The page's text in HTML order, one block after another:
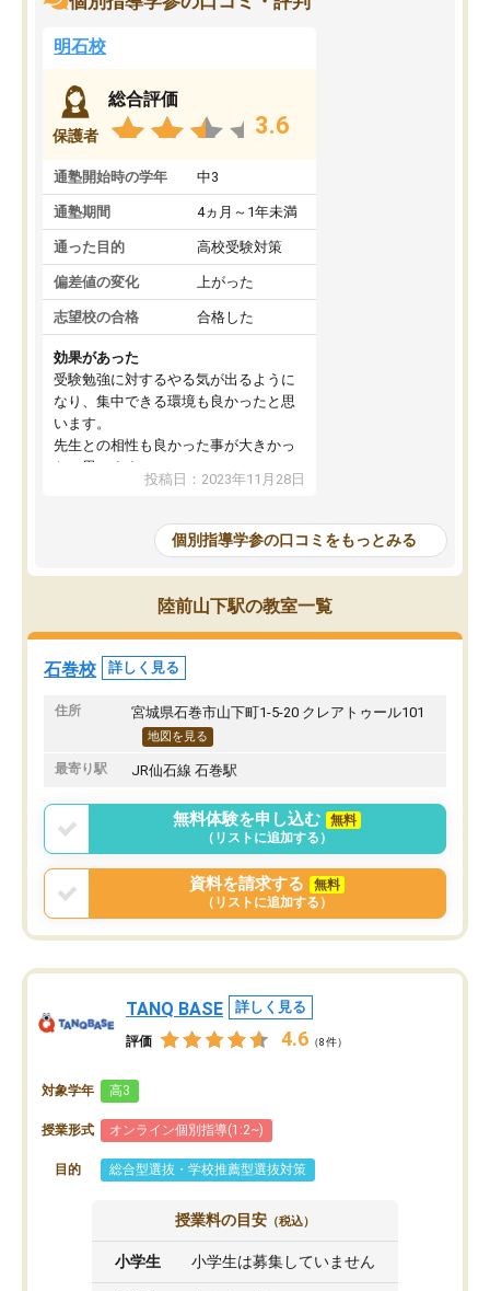
明石校
保護者
総合評価
3.6
通塾開始時の学年 中3
通塾期間 4ヵ月～1年未満
通った目的 高校受験対策
偏差値の変化 上がった
志望校の合格 合格した
効果があった
受験勉強に対するやる気が出るように
なり、集中できる環境も良かったと思
います。
先生との相性も良かった事が大きかっ
たと思います。
投稿日：2023年11月28日
個別指導学参の口コミをもっとみる
陸前山下駅の教室一覧
石巻校 詳しく見る
住所 宮城県石巻市山下町1-5-20 クレアトゥール101
地図を見る
最寄り駅 JR仙石線 石巻駅
無料体験を申し込む
無料
（リストに追加する）
資料を請求する
無料
（リストに追加する）
TANQ BASE 詳しく見る
評価 4.6 （8件）
対象学年 高3
授業形式 オンライン個別指導(1:2~)
目的 総合型選抜・学校推薦型選抜対策
授業料の目安 （税込）
小学生 小学生は募集していません